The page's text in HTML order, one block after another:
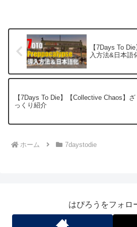
【7Days To
入方法&日本語
【7Days To Die】【Collective Chaos】ざ
っくり紹介
ホーム 7daystodie
はぴろうをフォロ